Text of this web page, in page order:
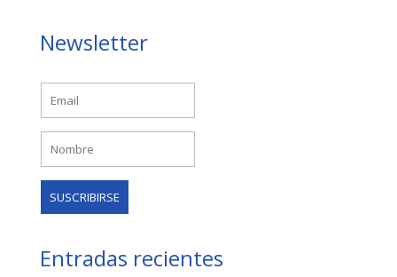
Newsletter
Entradas recientes